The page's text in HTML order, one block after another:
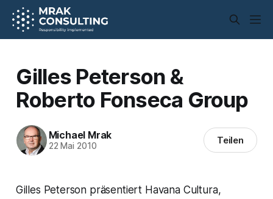
Gilles Peterson &
Roberto Fonseca Group
Michael Mrak
22 Mai 2010 Teilen
Gilles Peterson präsentiert Havana Cultura,